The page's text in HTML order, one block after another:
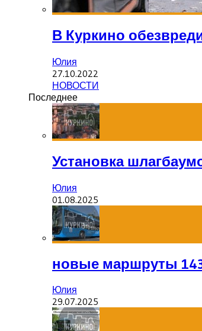
В Куркино
Юлия
27.10.2022
НОВОСТИ
Последнее
Установка
Юлия
01.08.2025
новые маршруты
Юлия
29.07.2025